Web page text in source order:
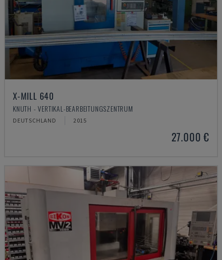
X-MILL 640
KNUTH - VERTIKAL-BEARBEITUNGSZENTRUM
DEUTSCHLAND 2015
27.000 €